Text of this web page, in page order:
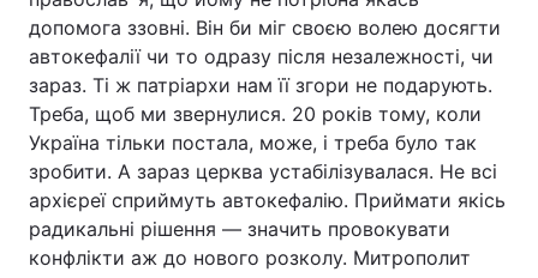
допомога ззовні. Він би міг своєю волею досягти
автокефалії чи то одразу після незалежності, чи
зараз. Ті ж патріархи нам її згори не подарують.
Треба, щоб ми звернулися. 20 років тому, коли
Україна тільки постала, може, і треба було так
зробити. А зараз церква устабілізувалася. Не всі
архієреї сприймуть автокефалію. Приймати якісь
радикальні рішення — значить провокувати
конфлікти аж до нового розколу. Митрополит